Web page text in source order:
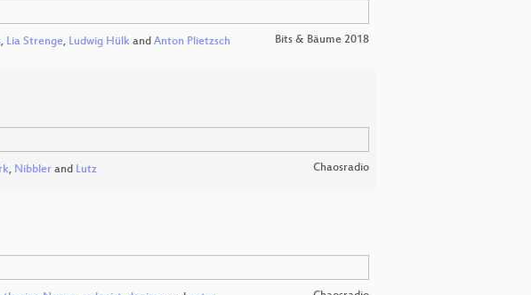
, Lia Strenge, Ludwig Hülk and Anton Plietzsch Bits & Bäume 2018
, Nibbler and Lutz Chaosradio